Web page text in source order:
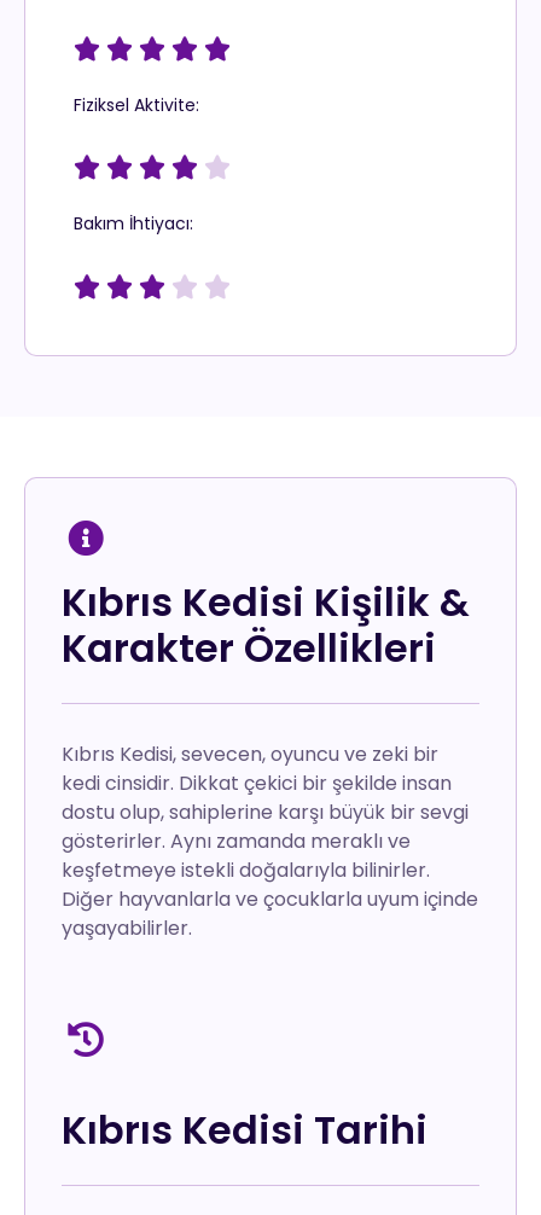
    
Fiziksel Aktivite:
    
Bakım İhtiyacı:
    
Kıbrıs Kedisi Kişilik &
Karakter Özellikleri
Kıbrıs Kedisi, sevecen, oyuncu ve zeki bir
kedi cinsidir. Dikkat çekici bir şekilde insan
dostu olup, sahiplerine karşı büyük bir sevgi
gösterirler. Aynı zamanda meraklı ve
keşfetmeye istekli doğalarıyla bilinirler.
Diğer hayvanlarla ve çocuklarla uyum içinde
yaşayabilirler.
Kıbrıs Kedisi Tarihi